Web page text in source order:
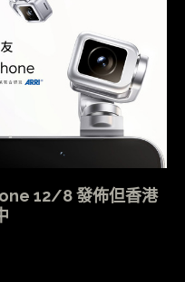
12/8 發佈但香港